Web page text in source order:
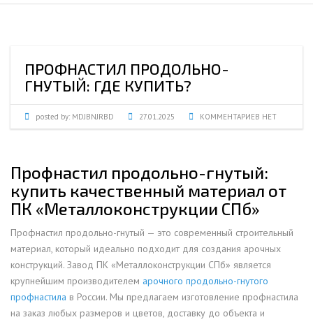
ПРОФНАСТИЛ ПРОДОЛЬНО-
ГНУТЫЙ: ГДЕ КУПИТЬ?
posted by: MDJBNJRBD 27.01.2025 КОММЕНТАРИЕВ НЕТ
Профнастил продольно-гнутый:
купить качественный материал от
ПК «Металлоконструкции СПб»
Профнастил продольно-гнутый — это современный строительный
материал, который идеально подходит для создания арочных
конструкций. Завод ПК «Металлоконструкции СПб» является
крупнейшим производителем арочного продольно-гнутого
профнастила в России. Мы предлагаем изготовление профнастила
на заказ любых размеров и цветов, доставку до объекта и